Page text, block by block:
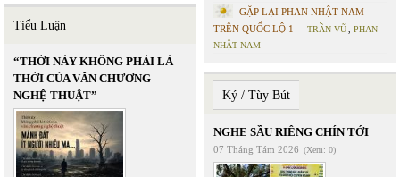
Tiểu Luận
“THỜI NÀY KHÔNG PHẢI LÀ
THỜI CỦA VĂN CHƯƠNG
NGHỆ THUẬT”
GẶP LẠI PHAN NHẬT NAM
TRÊN QUỐC LỘ 1
TRẦN VŨ
PHAN
NHẬT NAM
Ký / Tùy Bút
NGHE SẦU RIÊNG CHÍN TỚI
07 Tháng Tám 2026 (Xem: 0)